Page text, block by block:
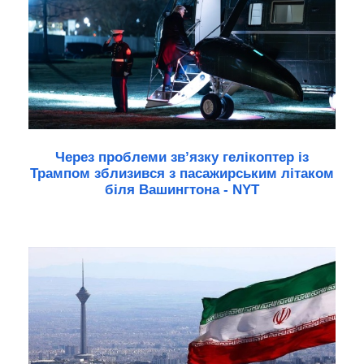
Через проблеми зв’язку гелікоптер із
Трампом зблизився з пасажирським літаком
біля Вашингтона - NYT